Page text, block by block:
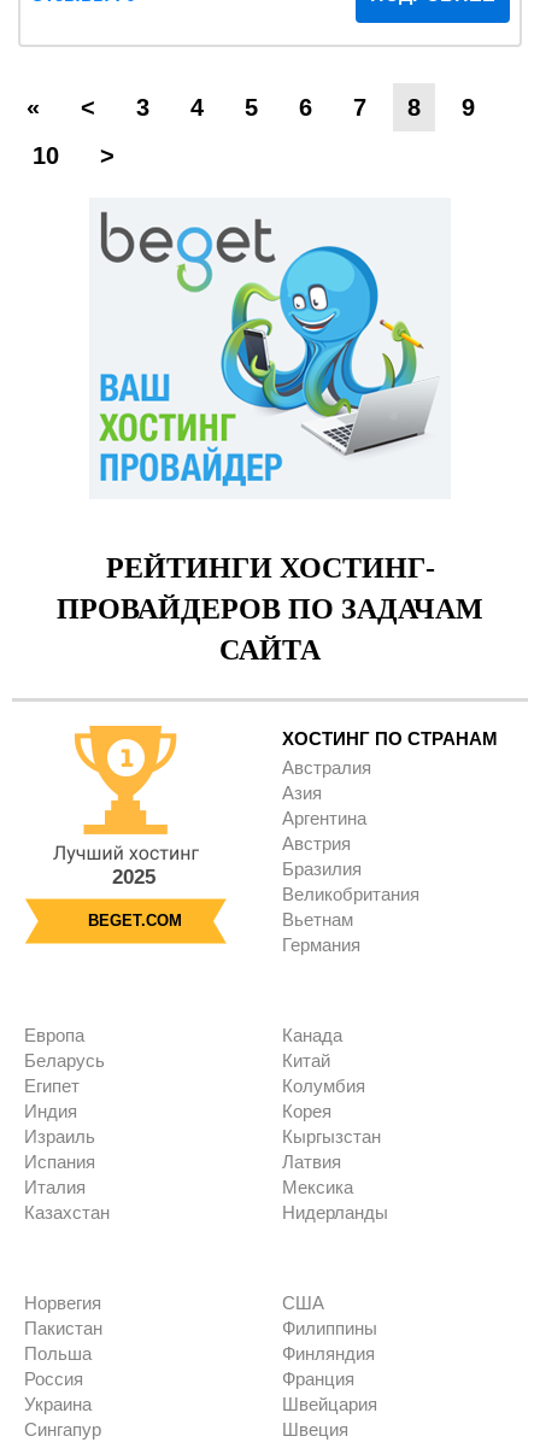
« < 3 4 5 6 7 8
9
10
>
РЕЙТИНГИ ХОСТИНГ-
ПРОВАЙДЕРОВ ПО ЗАДАЧАМ
САЙТА
2025
BEGET.COM
ХОСТИНГ ПО СТРАНАМ
Австралия
Азия
Аргентина
Австрия
Бразилия
Великобритания
Вьетнам
Германия
Европа
Беларусь
Египет
Индия
Израиль
Испания
Италия
Казахстан
Канада
Китай
Колумбия
Корея
Кыргызстан
Латвия
Мексика
Нидерланды
Норвегия
Пакистан
Польша
Россия
Украина
Сингапур
США
Филиппины
Финляндия
Франция
Швейцария
Швеция